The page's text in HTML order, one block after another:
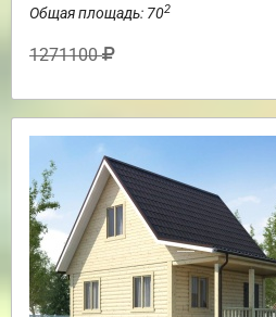
Общая площадь: 702
1271100